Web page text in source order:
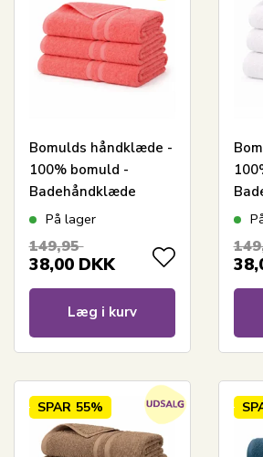
Bomulds håndklæde -
100% bomuld -
Badehåndklæde
65x130 cm - Coral
På lager
149,95
38,00 DKK
Læg i kurv
SPAR 55%